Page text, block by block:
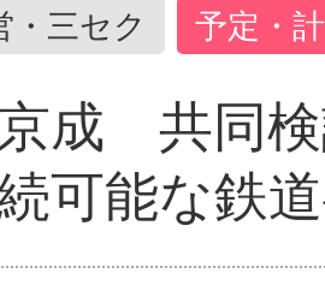
・三セク 予定・
成 共同
可能な鉄